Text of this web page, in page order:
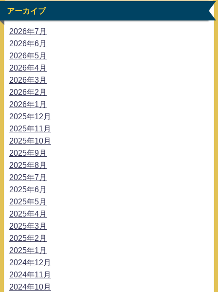
アーカイブ
2026年7月
2026年6月
2026年5月
2026年4月
2026年3月
2026年2月
2026年1月
2025年12月
2025年11月
2025年10月
2025年9月
2025年8月
2025年7月
2025年6月
2025年5月
2025年4月
2025年3月
2025年2月
2025年1月
2024年12月
2024年11月
2024年10月